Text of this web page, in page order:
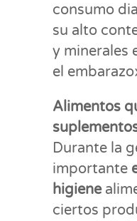
consumo
su alto
y minerales
el
Alimentos
Durante la
importante
higiene
ciertos